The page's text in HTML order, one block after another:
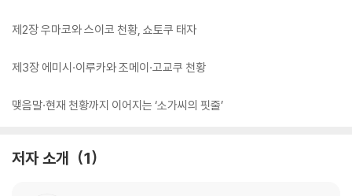
제2장 우마코와 스이코 천황, 쇼토쿠 태자
제3장 에미시·이루카와 조메이·고교쿠 천황
맺음말·현재 천황까지 이어지는 ‘소가씨의 핏줄’
저자 소개 1